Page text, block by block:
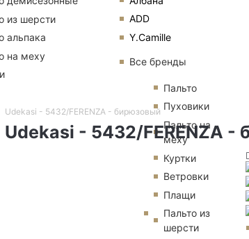
ADD
Y.Camille
Все бренды
Пальто
Пуховики
Пальто на
меху
Куртки
Ветровки
Плащи
Пальто из
шерсти
из шерсти
альпака
на меху
Udekasi - 5432/FERENZA - бирюзовый
Udekasi - 5432/FERENZA -